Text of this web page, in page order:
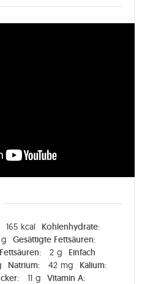
165 kcal
Kohlenhydrate:
g
Gesättigte Fettsäuren:
2 g
Einfach
Natrium: 42 mg
Kalium:
11 g
Vitamin A: